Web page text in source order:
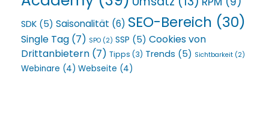
SDK (5) Saisonalität (6) SEO-Bereich (30)
Single Tag (7) SPO (2) SSP (5) Cookies von
Drittanbietern (7) Tipps (3) Trends (5) Sichtbarkeit (2)
Webinare (4) Webseite (4)